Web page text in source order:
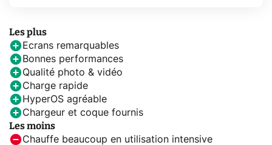
Les plus
Ecrans remarquables
Bonnes performances
Qualité photo & vidéo
Charge rapide
HyperOS agréable
Chargeur et coque fournis
Les moins
Chauffe beaucoup en utilisation intensive